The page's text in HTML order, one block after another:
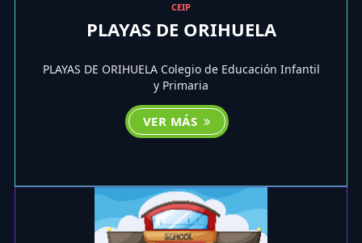
CEIP
PLAYAS DE ORIHUELA
PLAYAS DE ORIHUELA Colegio de Educación Infantil
y Primaria
VER MÁS